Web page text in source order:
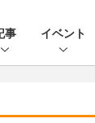
事 イベント